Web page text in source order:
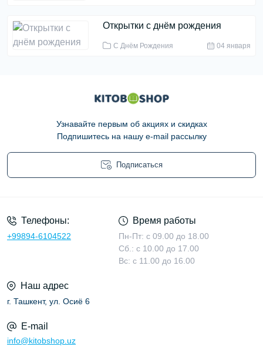
Открытки с днём рождения
С Днём Рождения 04 января
Узнавайте первым об акциях и скидках
Подпишитесь на нашу e-mail рассылку
Подписаться
Телефоны:
+99894-6104522
Время работы
Пн-Пт: с 09.00 до 18.00
Сб.: с 10.00 до 17.00
Вс: с 11.00 до 16.00
Наш адрес
г. Ташкент, ул. Осиё 6
E-mail
info@kitobshop.uz